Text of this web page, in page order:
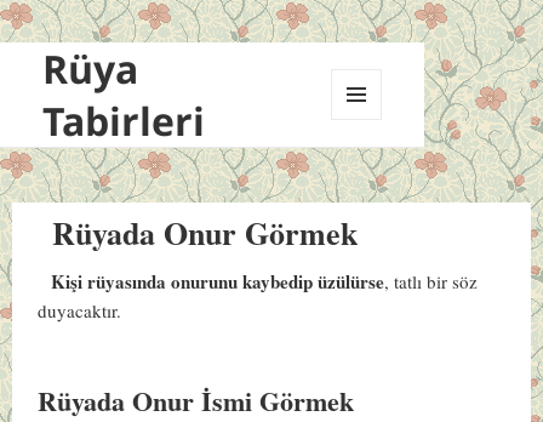
Rüya
Tabirleri
VE
BILEŞENLER
Rüyada Onur Görmek
Kişi rüyasında onurunu kaybedip üzülürse, tatlı bir söz
duyacaktır.
Rüyada Onur İsmi Görmek